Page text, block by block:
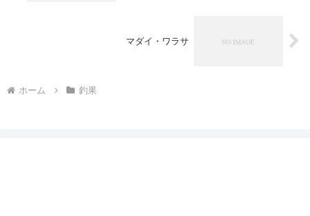
マダイ・ワラサ
ホーム 釣果